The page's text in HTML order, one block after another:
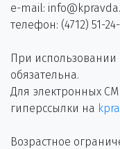
e-mail:
телефон: (4712) 51-
При
обязательна.
Для электронных
гиперссылки на
Возрастное